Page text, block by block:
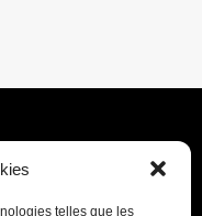
telles que les